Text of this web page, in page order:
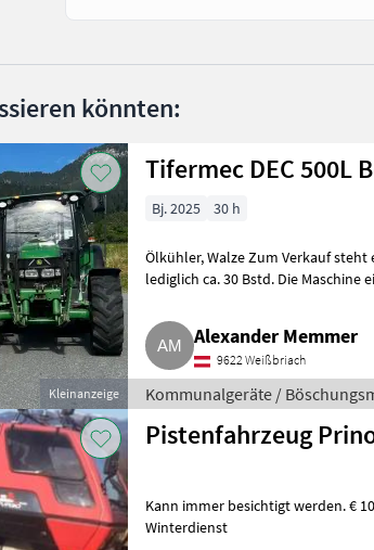
könnten:
Kleinanzeige
Tifermec DEC 500L
Bj. 2025 30 h
Ölkühler, Walze Zum Verkauf
lediglich ca. 30 Bstd. Die Maschine
Alexander Memmer
9622 Weißbriach
Kommunalgeräte /
Pistenfahrzeug
Kann immer besichtigt werden. € 10.990, - mit Service, ohne
Winterdienst